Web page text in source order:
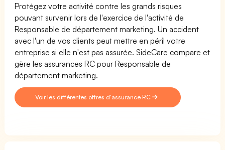
Protégez votre activité contre les grands risques
pouvant survenir lors de l'exercice de l'activité de
Responsable de département marketing. Un accident
avec l'un de vos clients peut mettre en péril votre
entreprise si elle n'est pas assurée. SideCare compare et
gère les assurances RC pour Responsable de
département marketing.
Voir les différentes offres d'assurance RC